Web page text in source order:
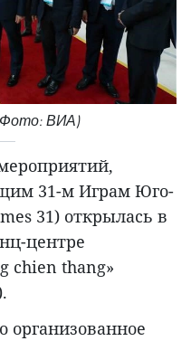
ВИА)
31-м Играм Юго-
31) открылась в
центре
chien thang»
организованное